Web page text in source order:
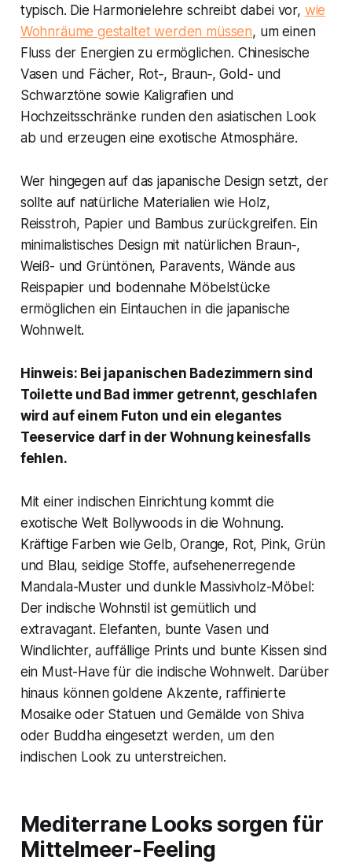
typisch. Die Harmonielehre schreibt dabei vor, wie
Wohnräume gestaltet werden müssen, um einen
Fluss der Energien zu ermöglichen. Chinesische
Vasen und Fächer, Rot‑, Braun‑, Gold- und
Schwarztöne sowie Kaligrafien und
Hochzeitsschränke runden den asiatischen Look
ab und erzeugen eine exotische Atmosphäre.
Wer hingegen auf das japanische Design setzt, der
sollte auf natürliche Materialien wie Holz,
Reisstroh, Papier und Bambus zurückgreifen. Ein
minimalistisches Design mit natürlichen Braun‑,
Weiß- und Grüntönen, Paravents, Wände aus
Reispapier und bodennahe Möbelstücke
ermöglichen ein Eintauchen in die japanische
Wohnwelt.
Hinweis: Bei japanischen Badezimmern sind
Toilette und Bad immer getrennt, geschlafen
wird auf einem Futon und ein elegantes
Teeservice darf in der Wohnung keinesfalls
fehlen.
Mit einer indischen Einrichtung kommt die
exotische Welt Bollywoods in die Wohnung.
Kräftige Farben wie Gelb, Orange, Rot, Pink, Grün
und Blau, seidige Stoffe, aufsehenerregende
Mandala-Muster und dunkle Massivholz-Möbel:
Der indische Wohnstil ist gemütlich und
extravagant. Elefanten, bunte Vasen und
Windlichter, auffällige Prints und bunte Kissen sind
ein Must-Have für die indische Wohnwelt. Darüber
hinaus können goldene Akzente, raffinierte
Mosaike oder Statuen und Gemälde von Shiva
oder Buddha eingesetzt werden, um den
indischen Look zu unterstreichen.
Mediterrane Looks sorgen für
Mittelmeer-Feeling